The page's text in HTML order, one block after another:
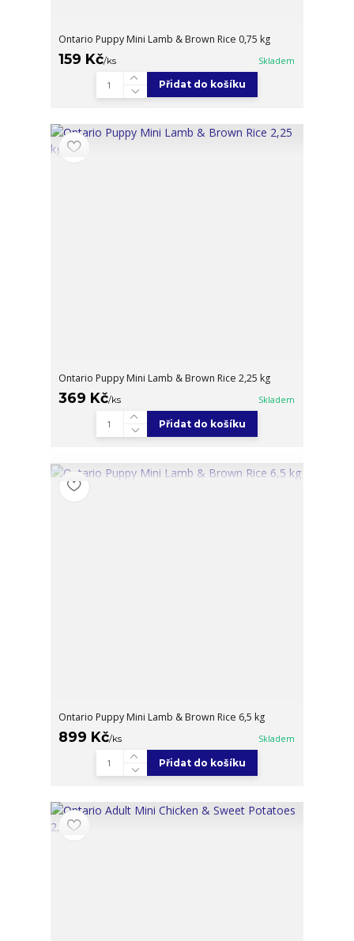
Ontario Puppy Mini Lamb & Brown Rice 0,75 kg
159 Kč/ks Skladem
Přidat do košíku
Ontario Puppy Mini Lamb & Brown Rice 2,25 kg
369 Kč/ks Skladem
Přidat do košíku
Ontario Puppy Mini Lamb & Brown Rice 6,5 kg
899 Kč/ks Skladem
Přidat do košíku